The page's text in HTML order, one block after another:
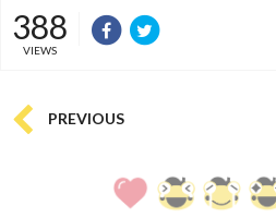
388
VIEWS
PREVIOUS